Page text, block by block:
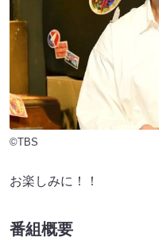
©TBS
お楽しみに！！
番組概要